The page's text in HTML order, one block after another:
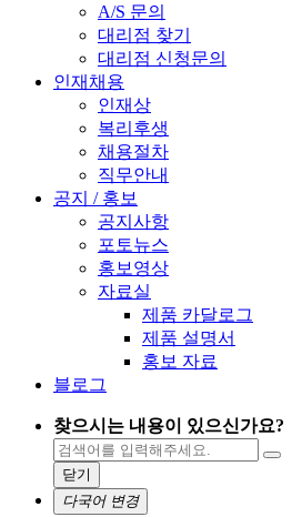
A/S 문의
대리점 찾기
대리점 신청문의
인재채용
인재상
복리후생
채용절차
직무안내
공지 / 홍보
공지사항
포토뉴스
홍보영상
자료실
제품 카달로그
제품 설명서
홍보 자료
블로그
찾으시는 내용이 있으신가요?
닫기
다국어 변경